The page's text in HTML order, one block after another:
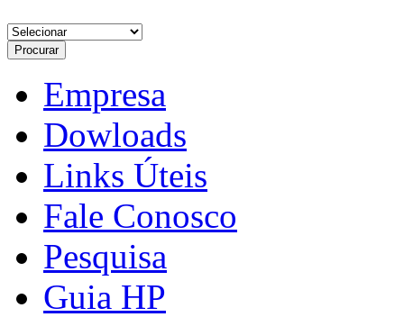
Empresa
Dowloads
Links Úteis
Fale Conosco
Pesquisa
Guia HP